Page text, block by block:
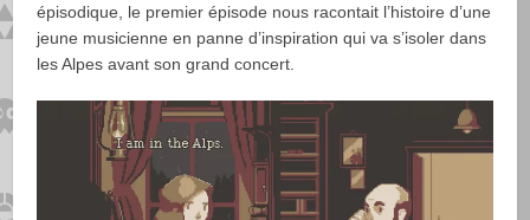
épisodique, le premier épisode nous racontait l’histoire d’une
jeune musicienne en panne d’inspiration qui va s’isoler dans
les Alpes avant son grand concert.